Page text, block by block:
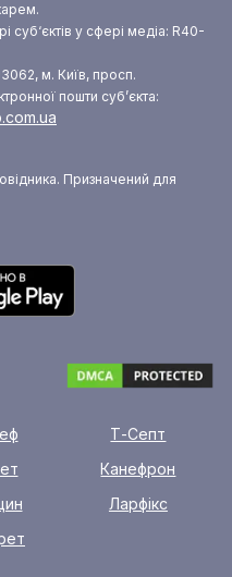
суб‘єктів у сфері медіа: R40-
м. Київ, просп.
пошти суб’єкта:
Призначений для
Т-Септ
Канефрон
Ларфікс